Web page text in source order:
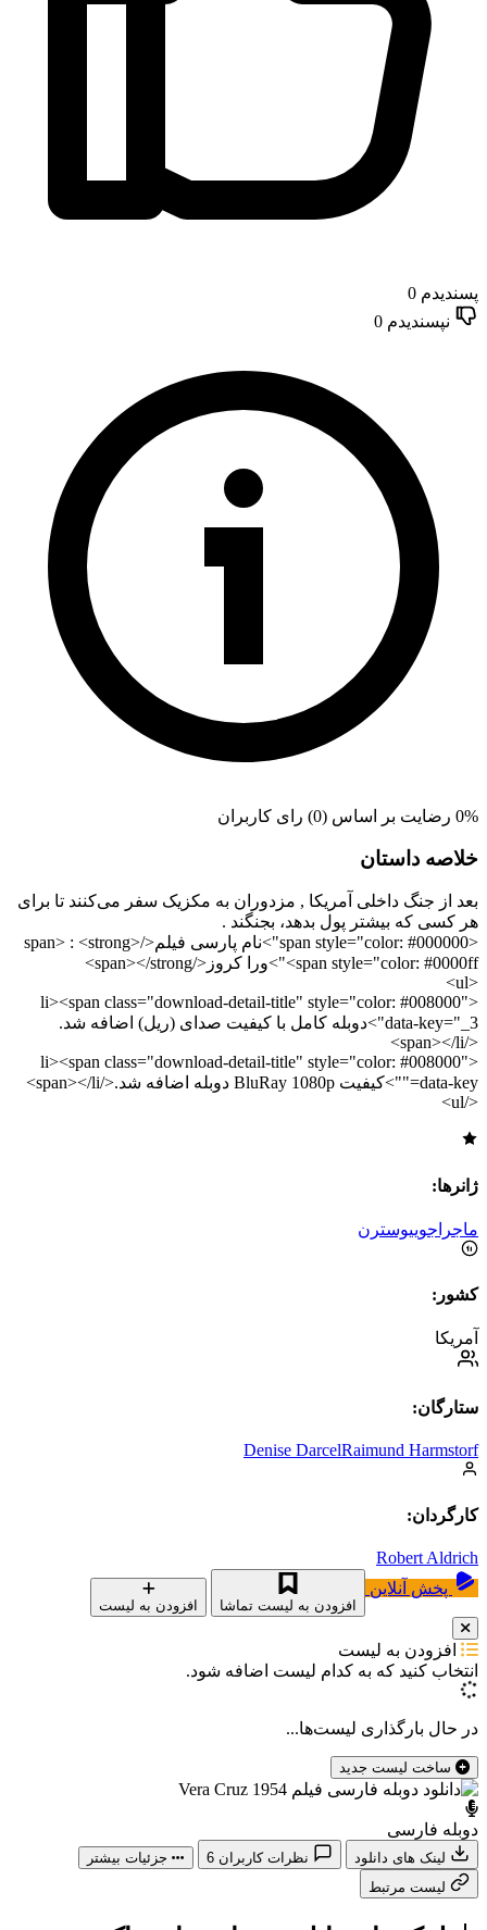
پسندیدم 0
نپسندیدم 0
0% رضایت بر اساس (0) رای کاربران
خلاصه داستان
بعد از جنگ داخلی آمریکا , مزدوران به مکزیک سفر می‌کنند تا برای
هر کسی که بیشتر پول بدهد، بجنگند .
<span style="color: #000000">نام پارسی فیلم</span> : <strong>
<span style="color: #0000ff">ورا کروز</span></strong>
<ul>
<li><span class="download-detail-title" style="color: #008000"
data-key="_3">دوبله کامل با کیفیت صدای (ریل) اضافه شد.
</span></li>
<li><span class="download-detail-title" style="color: #008000"
data-key="">کیفیت BluRay 1080p دوبله اضافه شد.</span></li>
</ul>
ژانرها:
ماجراجوییوسترن
کشور:
آمریکا
ستارگان:
Denise DarcelRaimund Harmstorf
کارگردان:
Robert Aldrich
پخش آنلاین
افزودن به لیست تماشا افزودن به لیست
افزودن به لیست
انتخاب کنید که به کدام لیست اضافه شود.
در حال بارگذاری لیست‌ها...
دوبله فارسی
6
جزئیات بیشتر